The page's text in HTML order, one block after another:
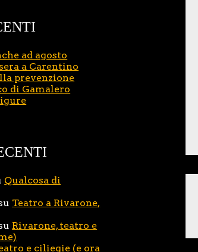
ad agosto
a Carentino
prevenzione
di Gamalero
Qualcosa di
Teatro a Rivarone,
Rivarone, teatro e
e ciliegie (e ora